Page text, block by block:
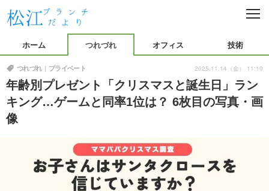
C
E
プライベート
オフィス
仕事紹介 OJT
技術
イード本社
ホーム つれづれ オフィス 技術
年齢別プレゼント「クリスマスと誕生日」ラン
キング…ゲームと同率1位は？ 6枚目の写真・画
像
つれづれ プライベート 2025.11.14（金） 11:10